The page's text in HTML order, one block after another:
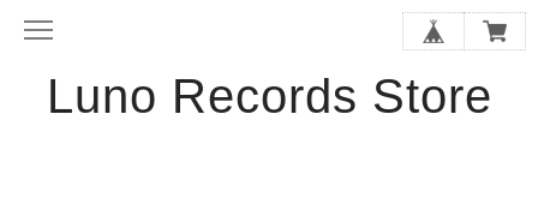
Luno Records Store